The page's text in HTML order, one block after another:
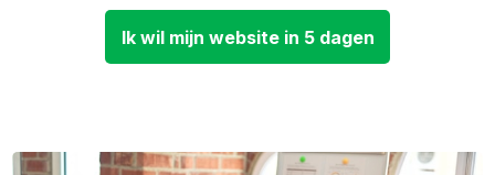
Ik wil mijn website in 5 dagen